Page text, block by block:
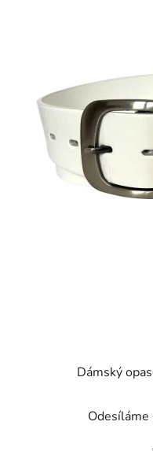
Dámský
Odesíláme